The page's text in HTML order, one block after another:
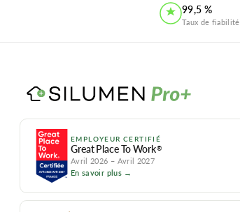
99,5 %
Taux de fiabilité
EMPLOYEUR CERTIFIÉ
Great Place To Work®
Avril 2026 – Avril 2027
En savoir plus →